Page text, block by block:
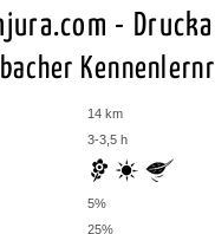
-
14 km
3-3,5 h
5%
25%